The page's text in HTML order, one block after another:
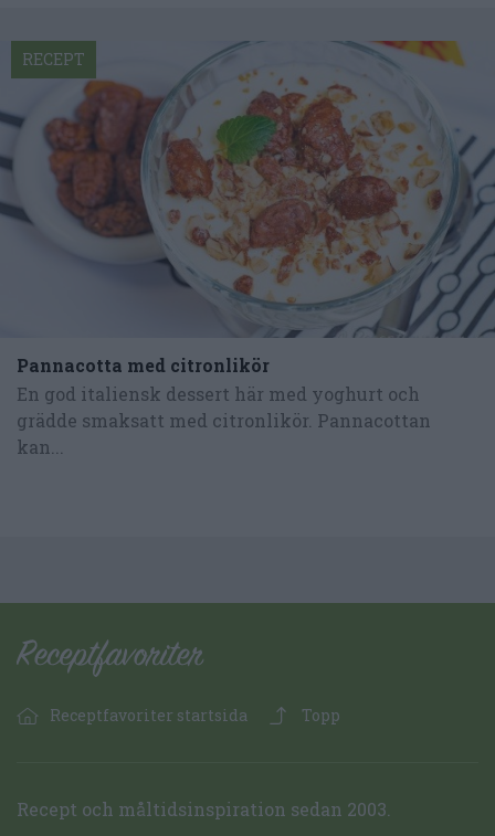
Pannacotta med citronlikör
En god italiensk dessert här med yoghurt och
grädde smaksatt med citronlikör. Pannacottan
kan...
RECEPT
Receptfavoriter startsida Topp
Recept och måltidsinspiration sedan 2003.